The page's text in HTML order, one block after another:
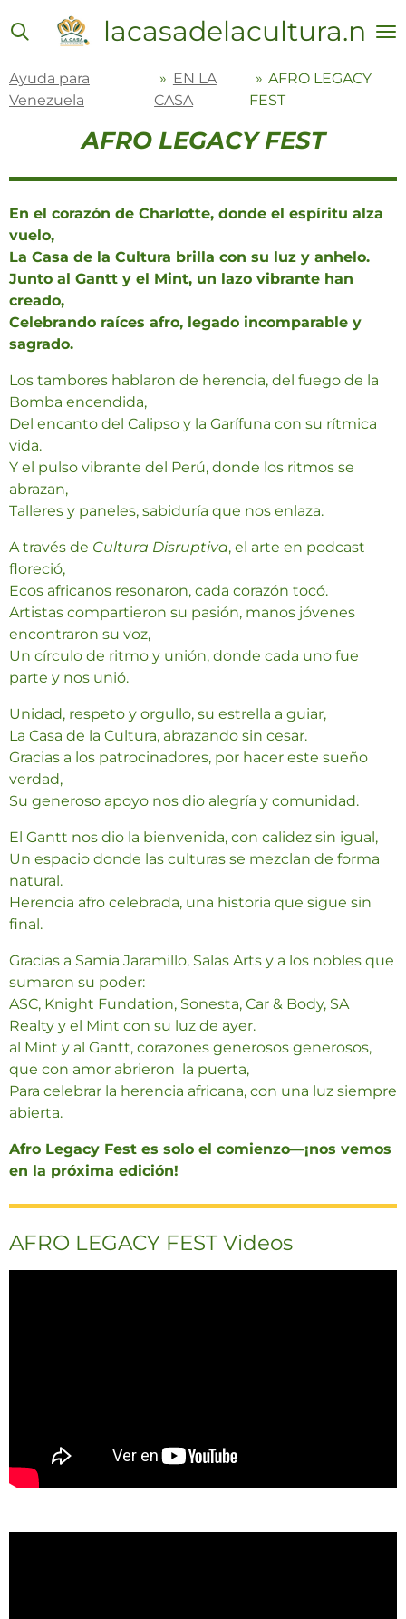
al
principal
lacasadelacultura.net
Ayuda para
Venezuela
» EN LA
CASA
» AFRO LEGACY
FEST
AFRO LEGACY FEST
En el corazón de Charlotte, donde el espíritu alza
vuelo,
La Casa de la Cultura brilla con su luz y anhelo.
Junto al Gantt y el Mint, un lazo vibrante han
creado,
Celebrando raíces afro, legado incomparable y
sagrado.
Los tambores hablaron de herencia, del fuego de la
Bomba encendida,
Del encanto del Calipso y la Garífuna con su rítmica
vida.
Y el pulso vibrante del Perú, donde los ritmos se
abrazan,
Talleres y paneles, sabiduría que nos enlaza.
Através de Cultura Disruptiva, el arte en podcast
floreció,
Ecos africanos resonaron, cada corazón tocó.
Artistas compartieron su pasión, manos jóvenes
encontraron su voz,
Un círculo de ritmo y unión, donde cada uno fue
parte y nos unió.
Unidad, respeto y orgullo, su estrella a guiar,
La Casa de la Cultura, abrazando sin cesar.
Gracias a los patrocinadores, por hacer este sueño
verdad,
Su generoso apoyo nos dio alegría y comunidad.
El Gantt nos dio la bienvenida, con calidez sin igual,
Un espacio donde las culturas se mezclan de forma
natural.
Herencia afro celebrada, una historia que sigue sin
final.
Gracias a Samia Jaramillo, Salas Arts y a los nobles que
sumaron su poder:
ASC, Knight Fundation, Sonesta, Car & Body, SA
Realty y el Mint con su luz de ayer.
al Mint y al Gantt, corazones generosos generosos,
que con amor abrieron la puerta,
Para celebrar la herencia africana, con una luz siempre
abierta.
Afro Legacy Fest es solo el comienzo—¡nos vemos
en la próxima edición!
AFRO LEGACY FEST Videos